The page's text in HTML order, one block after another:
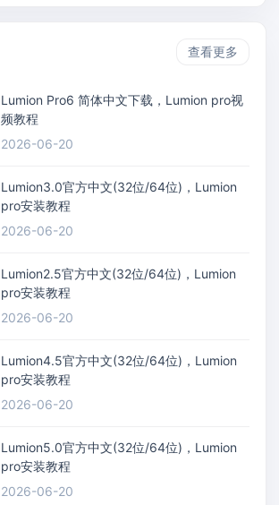
查看更多
Lumion Pro6 简体中文下载，Lumion pro视
频教程
2026-06-20
Lumion3.0官方中文(32位/64位)，Lumion
pro安装教程
2026-06-20
Lumion2.5官方中文(32位/64位)，Lumion
pro安装教程
2026-06-20
Lumion4.5官方中文(32位/64位)，Lumion
pro安装教程
2026-06-20
Lumion5.0官方中文(32位/64位)，Lumion
pro安装教程
2026-06-20